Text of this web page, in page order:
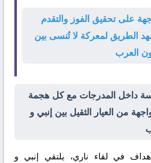
على تحقيق الفوز والتقدم
الطريق لمعركة لا تُنسى بين
العرب
داخل المدرجات مع كل هجمة
من العيار الثقيل بين إنبي و
في لقاء ناري، يلتقي إنبي و